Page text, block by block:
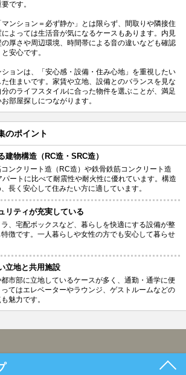
です。
マンション＝必ず静か」とは限らず、間取りや隣接住
によっては生活音が気になるケースもあります。内見
の厚さや周辺環境、時間帯による音の違いなども確認
安心です。
ションは、「安心感・設備・住み心地」を重視したい
た住まいです。家賃や立地、設備とのバランスを見な
分のライフスタイルに合った物件を選ぶことが、満足
部屋探しにつながります。
のポイント
建物構造（RC造・SRC造）
ンクリート造（RC造）や鉄骨鉄筋コンクリート造
パートに比べて耐震性や耐火性に優れています。構造
長く安心して住みたい方に適しています。
リティが充実している
、宅配ボックスなど、暮らしを快適にする設備が整
徴です。一人暮らしや女性の方でも安心して暮らせ
立地と共用施設
市部に立地しているケースが多く、通勤・通学に便
てはエレベーターやラウンジ、ゲストルームなどの
魅力です。